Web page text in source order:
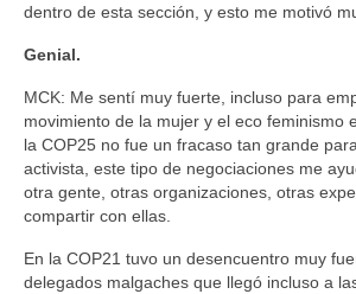
dentro de esta sección, y esto me motivó
Genial.
MCK: Me sentí muy fuerte, incluso para
movimiento de la mujer y el eco feminismo
la COP25 no fue un fracaso tan grande
activista, este tipo de negociaciones me
otra gente, otras organizaciones, otras
compartir con ellas.
En la COP21 tuvo un desencuentro muy
delegados malgaches que llegó incluso a